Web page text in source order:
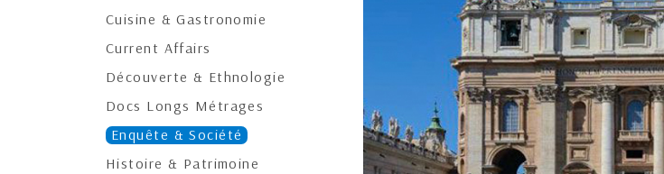
Cuisine & Gastronomie
Current Affairs
Découverte & Ethnologie
Docs Longs Métrages
Enquête & Société
Histoire & Patrimoine